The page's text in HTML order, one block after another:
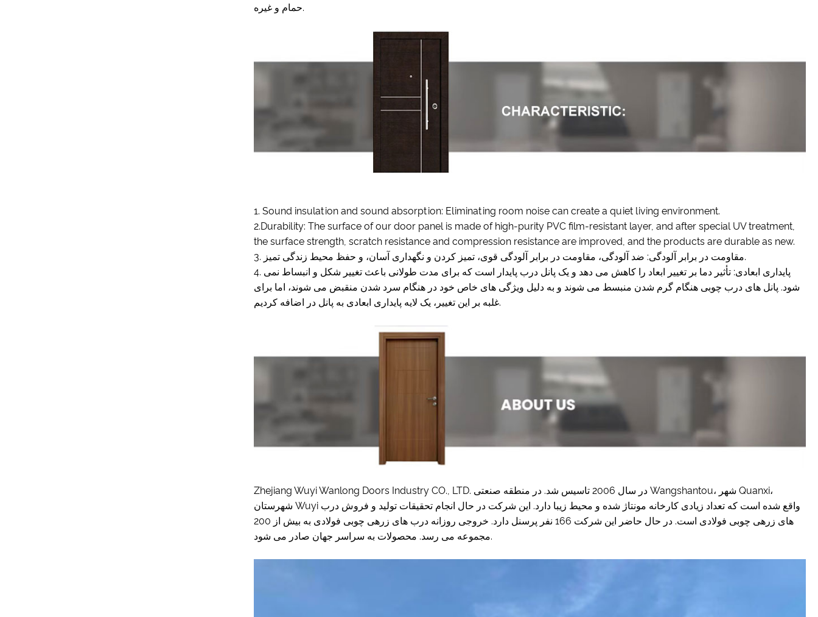
حمام و غیره.
1. Sound insulation and sound absorption: Eliminating room noise can create a quiet living environment.
2.Durability: The surface of our door panel is made of high-purity PVC film-resistant layer, and after special UV treatment,
the surface strength, scratch resistance and compression resistance are improved, and the products are durable as new.
3. مقاومت در برابر آلودگی: ضد آلودگی، مقاومت در برابر آلودگی قوی، تمیز کردن و نگهداری آسان، و حفظ محیط زندگی تمیز.
4. پایداری ابعادی: تأثیر دما بر تغییر ابعاد را کاهش می دهد و یک پانل درب پایدار است که برای مدت طولانی باعث تغییر شکل و انبساط نمی
شود. پانل های درب چوبی هنگام گرم شدن منبسط می شوند و به دلیل ویژگی های خاص خود در هنگام سرد شدن منقبض می شوند، اما برای
غلبه بر این تغییر، یک لایه پایداری ابعادی به پانل در اضافه کردیم.
Zhejiang Wuyi Wanlong Doors Industry CO., LTD. در سال 2006 تاسیس شد. در منطقه صنعتی Wangshantou، شهر Quanxi،
شهرستان Wuyi واقع شده است که تعداد زیادی کارخانه مونتاژ شده و محیط زیبا دارد. این شرکت در حال انجام تحقیقات تولید و فروش درب
های زرهی چوبی فولادی است. در حال حاضر این شرکت 166 نفر پرسنل دارد. خروجی روزانه درب های زرهی چوبی فولادی به بیش از 200
مجموعه می رسد. محصولات به سراسر جهان صادر می شود.